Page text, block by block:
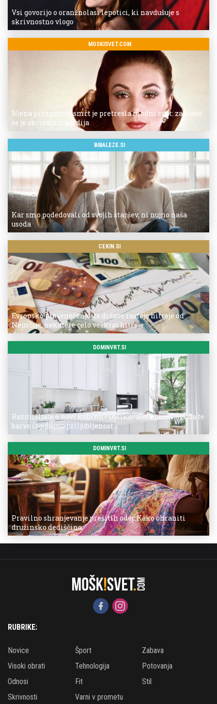
Vsi govorijo o oranžnolasi lepotici, ki navdušuje s
skrivnostno vlogo
MOSKISVET.COM
Njena prezgodnja smrt je pretresla modni svet: za slavo
se je skrivala tragedija
BIBALEZE.SI
Kar smo podedovali od svojih staršev, ni nujno naša
usoda
CEKIN.SI
Evropsko presenečenje: te države rastejo hitreje od
Nemčije, nekatere celo večkrat hitreje
DOMINVRT.SI
Razmišljate o novi kuhinji? Oblikovalci opozarjajo, da te
barve izgubljajo priljubljenost
DOMINVRT.SI
Pravilno shranjevanje prešitih odej: Kako ohraniti
družinsko dediščino
RUBRIKE:
Novice Šport
Zabava
Visoki obrati
Tehnologija
Potovanja
Odnosi
Fit
Stil
Skrivnosti
Varni v prometu